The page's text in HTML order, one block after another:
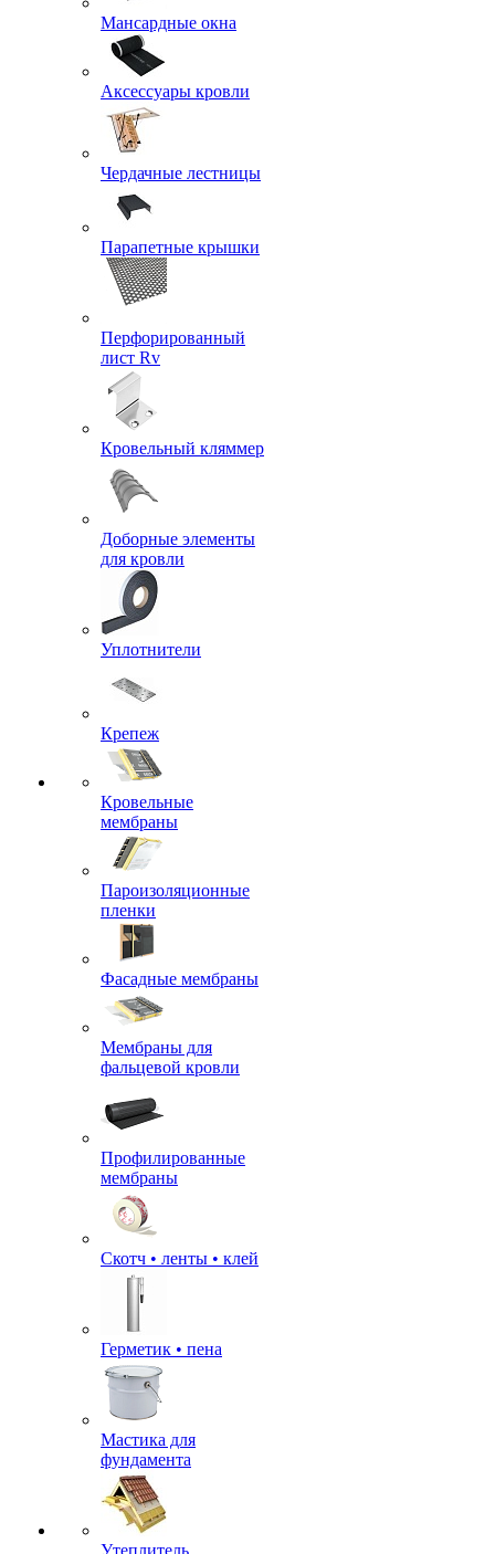
Мансардные окна
Аксессуары кровли
Чердачные лестницы
Парапетные крышки
Перфорированный
лист Rv
Кровельный кляммер
Доборные элементы
для кровли
Уплотнители
Крепеж
Кровельные
мембраны
Пароизоляционные
пленки
Фасадные мембраны
Мембраны для
фальцевой кровли
Профилированные
мембраны
Скотч • ленты • клей
Герметик • пена
Мастика для
фундамента
Утеплитель